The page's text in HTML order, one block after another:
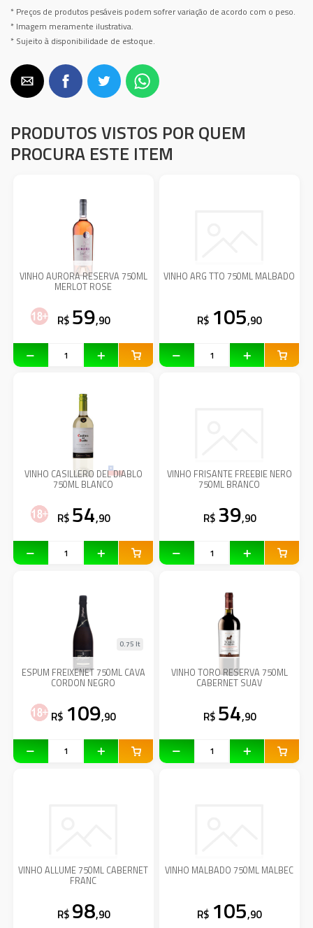
* Preços de produtos pesáveis podem sofrer variação de acordo com o peso.
* Imagem meramente ilustrativa.
* Sujeito à disponibilidade de estoque.
PRODUTOS VISTOS POR QUEM
PROCURA ESTE ITEM
VINHO AURORA RESERVA 750ML
MERLOT ROSE
R$ 59,90
VINHO ARG TTO 750ML MALBADO
R$ 105,90
VINHO CASILLERO DEL DIABLO
750ML BLANCO
R$ 54,90
VINHO FRISANTE FREEBIE NERO
750ML BRANCO
R$ 39,90
ESPUM FREIXENET 750ML CAVA
CORDON NEGRO
0.75 lt
R$ 109,90
VINHO TORO RESERVA 750ML
CABERNET SUAV
R$ 54,90
VINHO ALLUME 750ML CABERNET
FRANC
R$ 98,90
VINHO MALBADO 750ML MALBEC
R$ 105,90